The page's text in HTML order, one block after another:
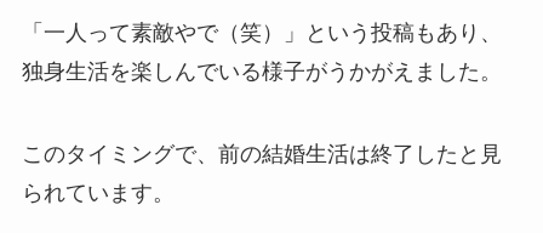
「一人って素敵やで（笑）」という投稿もあり、
独身生活を楽しんでいる様子がうかがえました。
このタイミングで、前の結婚生活は終了したと見
られています。